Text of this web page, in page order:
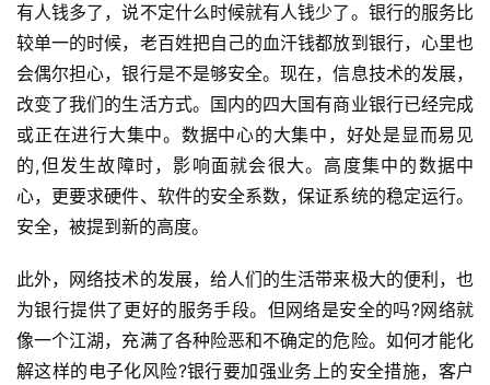
有人钱多了，说不定什么时候就有人钱少了。银行的服务比
较单一的时候，老百姓把自己的血汗钱都放到银行，心里也
会偶尔担心，银行是不是够安全。现在，信息技术的发展，
改变了我们的生活方式。国内的四大国有商业银行已经完成
或正在进行大集中。数据中心的大集中，好处是显而易见
的,但发生故障时，影响面就会很大。高度集中的数据中
心，更要求硬件、软件的安全系数，保证系统的稳定运行。
安全，被提到新的高度。
此外，网络技术的发展，给人们的生活带来极大的便利，也
为银行提供了更好的服务手段。但网络是安全的吗?网络就
像一个江湖，充满了各种险恶和不确定的危险。如何才能化
解这样的电子化风险?银行要加强业务上的安全措施，客户